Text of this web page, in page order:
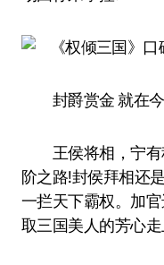
封爵赏金 就在
王侯将相，宁有
阶之路!封侯拜相还
一拦天下霸权。加
取三国美人的芳心